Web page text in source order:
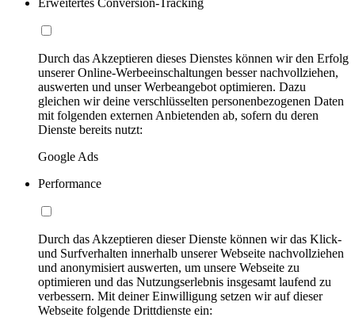
Durch das Akzeptieren dieses Dienstes können wir den Erfolg
unserer Online-Werbeeinschaltungen besser nachvollziehen,
auswerten und unser Werbeangebot optimieren. Dazu
gleichen wir deine verschlüsselten personenbezogenen Daten
mit folgenden externen Anbietenden ab, sofern du deren
Dienste bereits nutzt:
Google Ads
Performance
Durch das Akzeptieren dieser Dienste können wir das Klick-
und Surfverhalten innerhalb unserer Webseite nachvollziehen
und anonymisiert auswerten, um unsere Webseite zu
optimieren und das Nutzungserlebnis insgesamt laufend zu
verbessern. Mit deiner Einwilligung setzen wir auf dieser
Webseite folgende Drittdienste ein: